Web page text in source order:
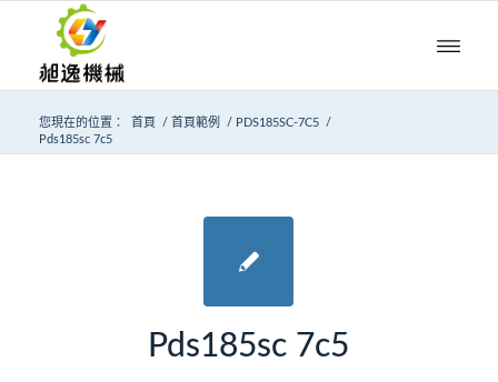
您現在的位置： 首頁 / 首頁範例 / PDS185SC-7C5
/
Pds185sc 7c5
Pds185sc 7c5